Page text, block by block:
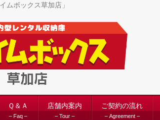
ムボックス草加店」
Ｑ＆Ａ
– Faq –
店舗内案内
– Tour –
ご契約の流れ
– Agreement –